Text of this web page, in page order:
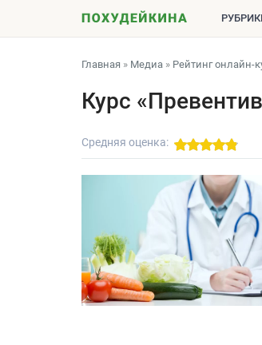
Главная » Медиа » Рейтинг онлайн-
Курс
Средняя оценка: